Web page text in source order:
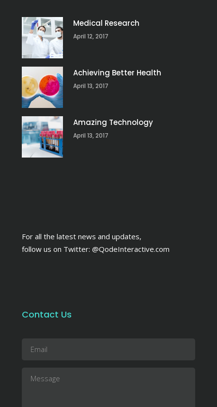
Medical Research
April 12, 2017
Achieving Better Health
April 13, 2017
Amazing Technology
April 13, 2017
For all the latest news and updates,
follow us on Twitter: @QodeInteractive.com
Contact Us